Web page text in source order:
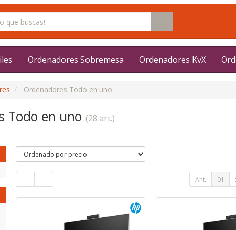
Ordenadores Sobremesa Ordenadores KvX
Ordenadores Todo en uno
Todo en uno (28 art.)
Ant. 01